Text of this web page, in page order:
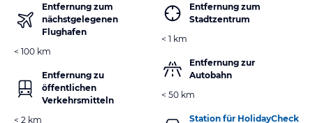
Entfernung zum
nächstgelegenen
Flughafen
< 100 km
Entfernung zu
öffentlichen
Verkehrsmitteln
< 2 km
Entfernung zum
Stadtzentrum
< 1 km
Entfernung zur
Autobahn
< 50 km
Station für HolidayCheck